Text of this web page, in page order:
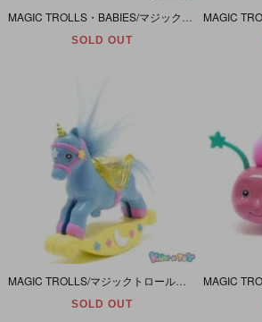
SOLD OUT
MAGIC TROLLS/マジックトロール・Applauseアプローズ「ROCKING HORSE/ロッキンホース・CHIMING UNICORN ROCKER/チャイムユニコーンロッカー」1992年
SOLD OUT